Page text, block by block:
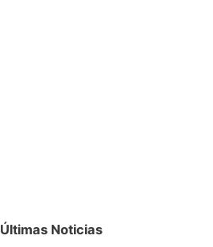
Últimas Noticias